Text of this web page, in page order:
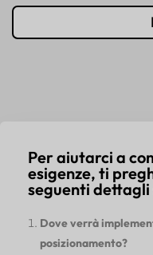
Per aiutarci a
esigenze, ti
seguenti
Dove verrà
posizionamento?